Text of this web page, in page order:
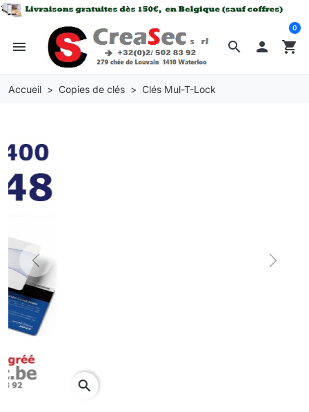
search
menu  shopping_cart
0
Accueil Copies de clés Clés Mul-T-Lock
Previous Next